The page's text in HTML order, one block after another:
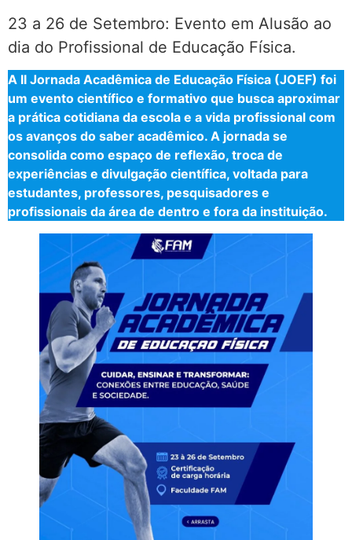
23 a 26 de Setembro: Evento em Alusão ao
dia do Profissional de Educação Física.
A II Jornada Acadêmica de Educação Física (JOEF) foi
um evento científico e formativo que busca aproximar
a prática cotidiana da escola e a vida profissional com
os avanços do saber acadêmico. A jornada se
consolida como espaço de reflexão, troca de
experiências e divulgação científica, voltada para
estudantes, professores, pesquisadores e
profissionais da área de dentro e fora da instituição.